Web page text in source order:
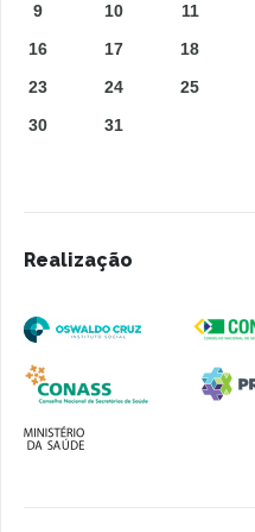
9
10 11
16
17 18
23
24 25
30
31
Realização